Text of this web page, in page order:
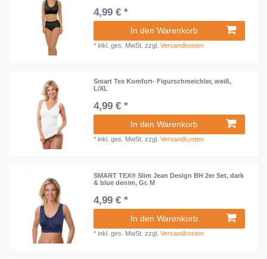
4,99 € *
In den Warenkorb
*inkl. ges. MwSt. zzgl.Versandkosten
Smart Tex Komfort- Figurschmeichler, weiß,
L/XL
4,99 € *
In den Warenkorb
*inkl. ges. MwSt. zzgl.Versandkosten
SMART TEX® Slim Jean Design BH 2er Set, dark
& blue denim, Gr. M
4,99 € *
In den Warenkorb
*inkl. ges. MwSt. zzgl.Versandkosten